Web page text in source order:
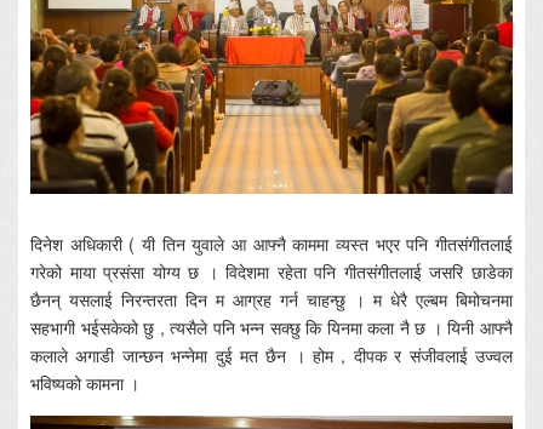
दिनेश अधिकारी ( यी तिन युवाले आ आफ्नै काममा व्यस्त भएर पनि गीतसंगीतलाई
गरेको माया प्रसंसा योग्य छ । विदेशमा रहेता पनि गीतसंगीतलाई जसरि छाडेका
छैनन् यसलाई निरन्तरता दिन म आग्रह गर्न चाहन्छु । म धेरै एल्बम बिमोचनमा
सहभागी भईसकेको छु , त्यसैले पनि भन्न सक्छु कि यिनमा कला नै छ । यिनी आफ्नै
कलाले अगाडी जान्छन भन्नेमा दुई मत छैन । होम , दीपक र संजीवलाई उज्वल
भविष्यको कामना ।